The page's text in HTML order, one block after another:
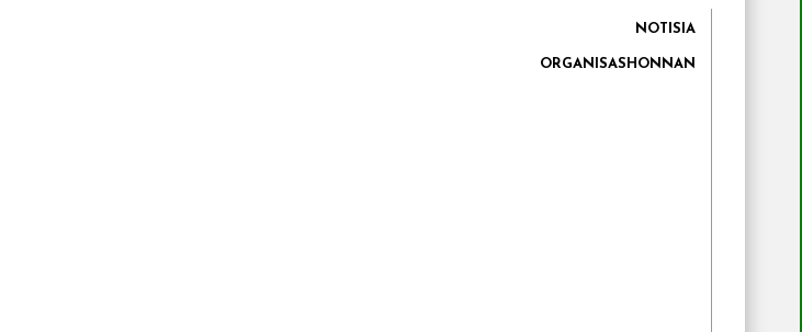
NOTISIA
ORGANISASHONNAN